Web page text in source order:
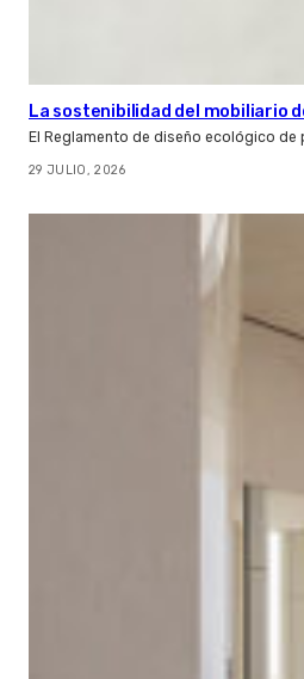
La sostenibilidad del mobiliario
El Reglamento de diseño ecológico de
29 JULIO, 2026